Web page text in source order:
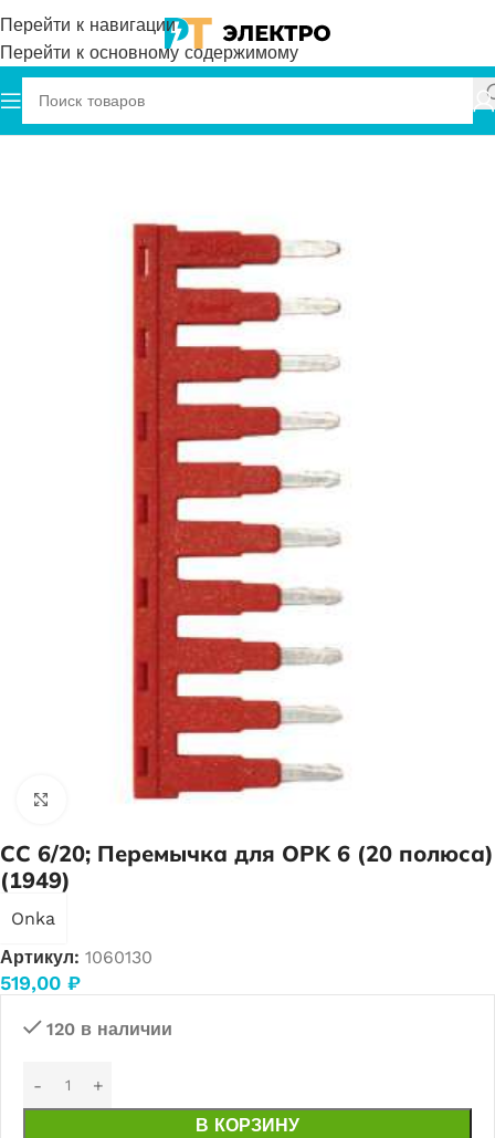
Перейти к навигации
Перейти к основному содержимому
Главная Onka Перемычки
Нажмите, чтобы увеличить
CC 6/20; Перемычка для OPK 6 (20 полюса)
(1949)
Onka
Артикул: 1060130
519,00 ₽
120 в наличии
В КОРЗИНУ